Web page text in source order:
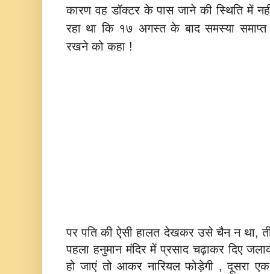
कारण वह डॉक्टर के पास जाने की स्थिति में
रहा था कि १७ अगस्त के बाद समस्या समाप्त
रखने को कहा !
पर पति की ऐसी हालत देखकर उसे चैन न था,
पहला हनुमान मंदिर में प्रसाद चढ़ाकर दिए
हो जाएं तो आकर नारियल फोड़ेगी , दूसरा